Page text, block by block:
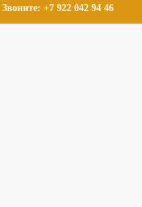
Звоните: +7 922 042 94 46